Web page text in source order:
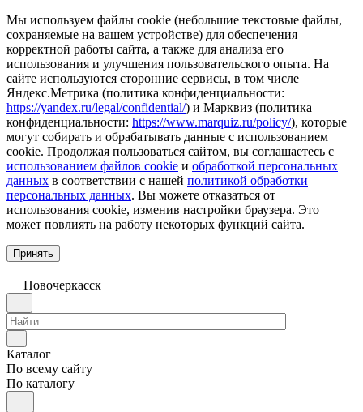
Мы используем файлы cookie (небольшие текстовые файлы,
сохраняемые на вашем устройстве) для обеспечения
корректной работы сайта, а также для анализа его
использования и улучшения пользовательского опыта. На
сайте используются сторонние сервисы, в том числе
Яндекс.Метрика (политика конфиденциальности:
https://yandex.ru/legal/confidential/) и Марквиз (политика
конфиденциальности: https://www.marquiz.ru/policy/), которые
могут собирать и обрабатывать данные с использованием
cookie. Продолжая пользоваться сайтом, вы соглашаетесь с
использованием файлов cookie и обработкой персональных
данных в соответствии с нашей политикой обработки
персональных данных. Вы можете отказаться от
использования cookie, изменив настройки браузера. Это
может повлиять на работу некоторых функций сайта.
Принять
Новочеркаcск
Каталог
По всему сайту
По каталогу